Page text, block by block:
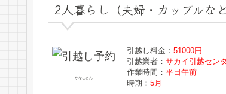
2人暮らし（夫婦・カップルなど
かなこさん
引越し料金： 51000円
引越業者： サカイ引越セン
作業時間： 平日午前
時期： 5月